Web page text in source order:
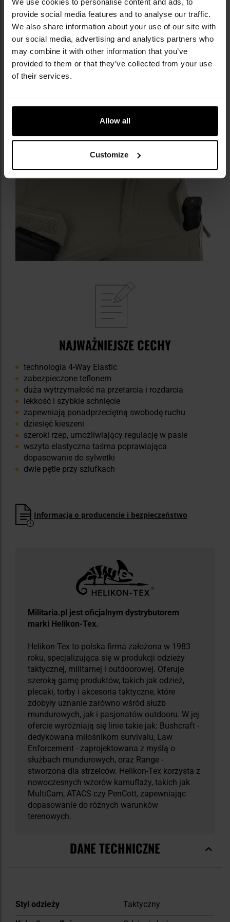
We use cookies to personalise content and ads, to
provide social media features and to analyse our traffic.
We also share information about your use of our site with
our social media, advertising and analytics partners who
may combine it with other information that you’ve
provided to them or that they’ve collected from your use
of their services.
Allow all
Customize
taśma poprawiająca dopasowanie spodni do
indywidualnych cech sylwetki. Dwie przednie szlufki
na pas w dolnej części wyposażone są w dodatkowe
pętle, umożliwiające podczepienie np. karabińczyka.
NAJWAŻNIEJSZE CECHY
technologia 4-Way Elastic
zabezpieczone teflonem
duża wytrzymałość na przetarcia i rozdarcia
lekkość i szybkie schnięcie
zapewniają ponadprzeciętną swobodę ruchu
dziesięć kieszeni
szeroki rzep, umożliwiający regulację w pasie
wszyta elastyczna taśma poprawiająca
dopasowanie do sylwetki
dwie pętle przy szlufkach
Informacja o producencie i bezpieczeństwo
Militaria.pl jest oficjalnym dystrybutorem
marki Helikon-Tex.
Helikon-Tex to polska firma założona w 1983
roku, specjalizująca się w produkcji odzieży
taktycznej, militarnej i outdoorowej. Oferuje
szeroką gamę produktów, takich jak odzież,
plecaki, torby i akcesoria taktyczne, które
zdobyły uznanie zarówno wśród służb
mundurowych, jak i pasjonatów outdooru. W jej
ofercie wyróżniają się linie takie jak: Bushcraft -
dedykowana miłośnikom survivalu, Law
Enforcement - zaprojektowana z myślą o
służbach mundurowych, oraz Range -
stworzona dla strzelców. Helikon-Tex korzysta z
nowoczesnych wzorów kamuflaży, takich jak
MultiCam, ATACS czy PenCott, zapewniając
dopasowanie do różnych warunków
terenowych.
DANE TECHNICZNE
Więcej
Styl odzieży
Taktyczny